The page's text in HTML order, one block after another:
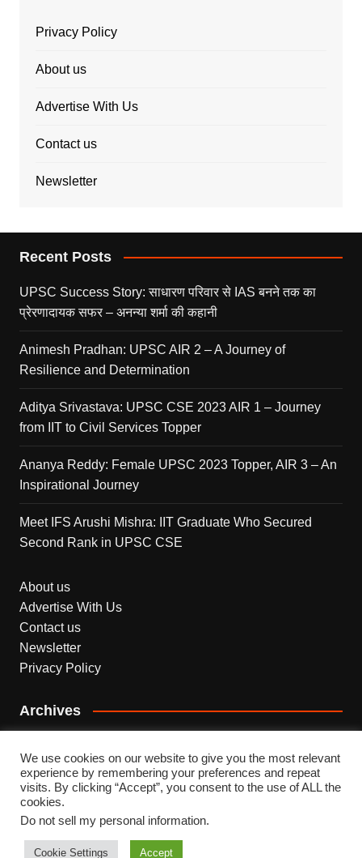
Privacy Policy
About us
Advertise With Us
Contact us
Newsletter
Recent Posts
UPSC Success Story: साधारण परिवार से IAS बनने तक का
प्रेरणादायक सफर – अनन्या शर्मा की कहानी
Animesh Pradhan: UPSC AIR 2 – A Journey of
Resilience and Determination
Aditya Srivastava: UPSC CSE 2023 AIR 1 – Journey
from IIT to Civil Services Topper
Ananya Reddy: Female UPSC 2023 Topper, AIR 3 – An
Inspirational Journey
Meet IFS Arushi Mishra: IIT Graduate Who Secured
Second Rank in UPSC CSE
About us
Advertise With Us
Contact us
Newsletter
Privacy Policy
Archives
Copyright © 2026 INDEPENDENT NEWS. All rights
reserved.
We use cookies on our website to give you the most relevant
experience by remembering your preferences and repeat
visits. By clicking “Accept”, you consent to the use of ALL the
cookies.
Do not sell my personal information.
Cookie Settings Accept